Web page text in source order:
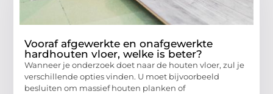
Vooraf afgewerkte en onafgewerkte
hardhouten vloer, welke is beter?
Wanneer je onderzoek doet naar de houten vloer, zul je
verschillende opties vinden. U moet bijvoorbeeld
besluiten om massief houten planken of